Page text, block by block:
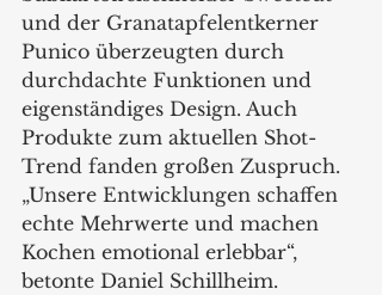
und der Granatapfelentkerner
Punico überzeugten durch
durchdachte Funktionen und
eigenständiges Design. Auch
Produkte zum aktuellen Shot-
Trend fanden großen Zuspruch.
„Unsere Entwicklungen schaffen
echte Mehrwerte und machen
Kochen emotional erlebbar“,
betonte Daniel Schillheim.